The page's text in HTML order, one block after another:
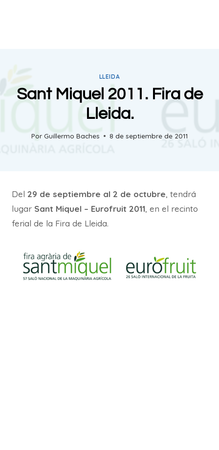
LLEIDA
Sant Miquel 2011. Fira de
Lleida.
Por Guillermo Baches 8 de septiembre de 2011
Del 29 de septiembre al 2 de octubre, tendrá
lugar Sant Miquel – Eurofruit 2011, en el recinto
ferial de la Fira de Lleida.